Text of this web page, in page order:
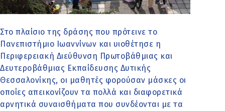
Στο πλαίσιο της δράσης που πρότεινε το
Πανεπιστήμιο Ιωαννίνων και υιοθέτησε η
Περιφερειακή Διεύθυνση Πρωτοβάθμιας και
Δευτεροβάθμιας Εκπαίδευσης Δυτικής
Θεσσαλονίκης, οι μαθητές φορούσαν μάσκες οι
οποίες απεικονίζουν τα πολλά και διαφορετικά
αρνητικά συναισθήματα που συνδέονται με τα